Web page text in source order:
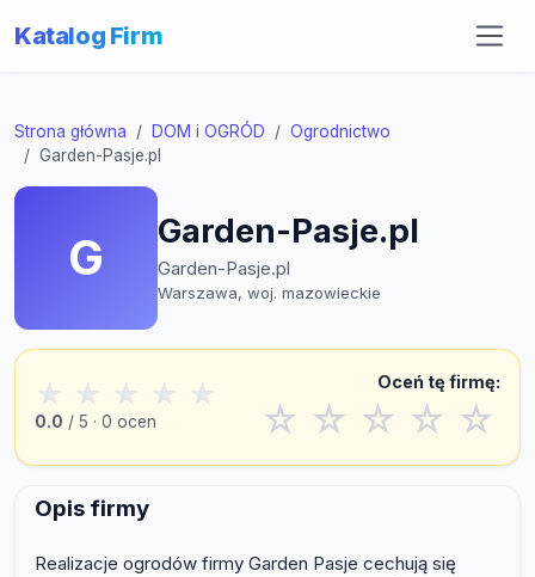
Katalog Firm
Strona główna DOM i OGRÓD
Ogrodnictwo
Garden-Pasje.pl
G Garden-Pasje.pl
Garden-Pasje.pl
Warszawa, woj. mazowieckie
★ ★ ★ ★ ★
0.0 / 5 · 0 ocen
Oceń tę firmę:
☆ ☆ ☆ ☆ ☆
Opis firmy
Realizacje ogrodów firmy Garden Pasje cechują się